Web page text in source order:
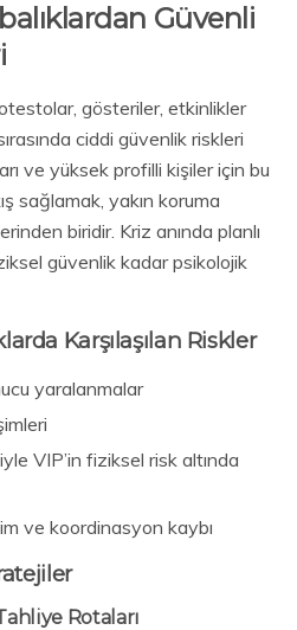
Güvenli
gösteriler, etkinlikler
ciddi güvenlik riskleri
ve yüksek profilli kişiler için bu
sağlamak, yakın koruma
biridir. Kriz anında planlı
güvenlik kadar psikolojik
Karşılaşılan Riskler
yaralanmalar
VIP’in fiziksel risk altında
ve koordinasyon kaybı
Rotaları